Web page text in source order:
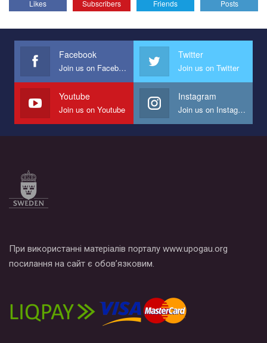
Эмоционально сильный ролик от команды "Гей-альянс
представляющий программу развития организации.
Мы просим вас поддержать нас и помочь нам реализовать
наш план по борьбе с насилием и дискриминацией на почве
СОГИ в Украине.
Все, что вам нужно сделать - это зайти на наш канал YouTube
Likes Subscribers Friends Posts
Facebook
Join us on Facebook
Twitter
Join us on Twitter
Youtube
Join us on Youtube
Instagram
Join us on Instagram
При використанні матеріалів порталу www.upogau.org
посилання на сайт є обов’язковим.